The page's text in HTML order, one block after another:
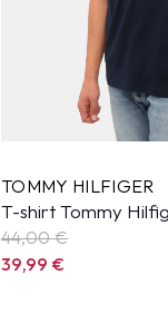
TOMMY HILFIGER
T-shirt Tommy
44,00 €
39,99€